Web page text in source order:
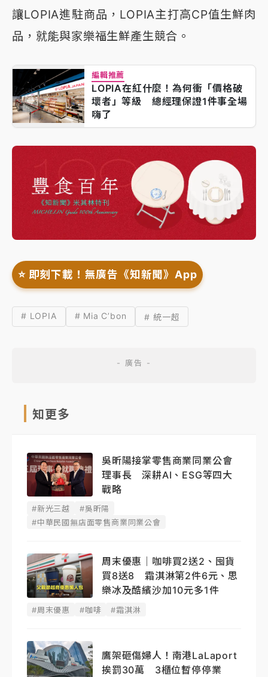
讓LOPIA進駐商品，LOPIA主打高CP值生鮮肉
品，就能與家樂福生鮮產生競合。
編輯推薦
LOPIA在紅什麼！為何衝「價格破
壞者」等級 總經理保證1件事全場
嗨了
⭐️ 即刻下載！無廣告《知新聞》App
# LOPIA # Mia C’bon # 統一超
知更多
吳昕陽接掌零售商業同業公會
理事長 深耕AI、ESG等四大
戰略
#新光三越
#吳昕陽
#中華民國無店面零售商業同業公會
周末優惠｜咖啡買2送2、囤貨
買8送8 霜淇淋第2件6元、思
樂冰及酷繽沙加10元多1件
#周末優惠 #咖啡 #霜淇淋
鷹架砸傷婦人！南港LaLaport
挨罰30萬 3櫃位暫停停業